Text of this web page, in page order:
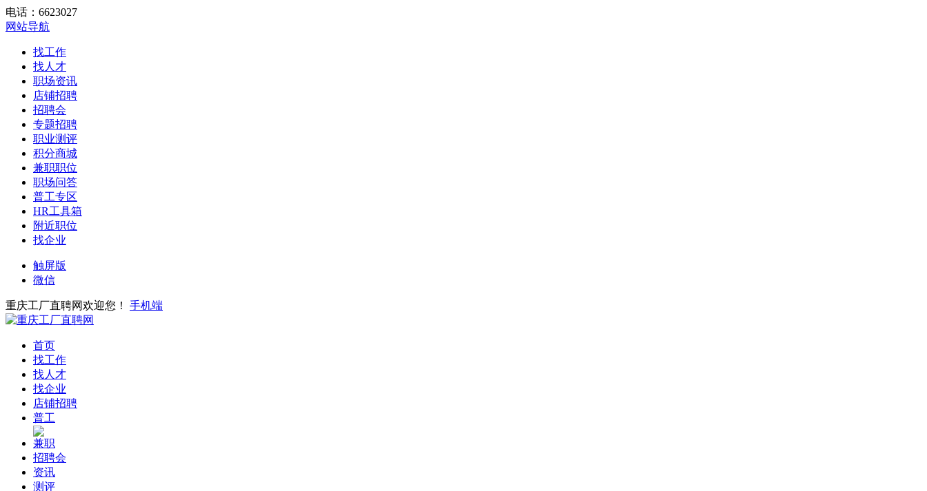
电话：6623027
网站导航
找工作
找人才
职场资讯
店铺招聘
招聘会
专题招聘
职业测评
积分商城
兼职职位
职场问答
普工专区
HR工具箱
附近职位
找企业
触屏版
微信
重庆工厂直聘网欢迎您！ 手机端
首页
找工作
找人才
找企业
店铺招聘
普工
兼职
招聘会
资讯
测评